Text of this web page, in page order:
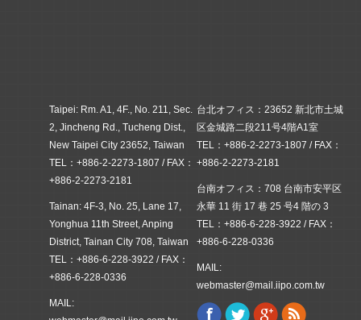
台北オフィス：23652 新北市土城
区金城路二段211号4階A1室
TEL：+886-2-2273-1807 / FAX：
+886-2-2273-2181
台南オフィス：708 台南市安平区
永華 11 街 17 巷 25 号4 階の 3
TEL：+886-6-228-3922 / FAX：
+886-6-228-0336
MAIL:
webmaster@mail.iipo.com.tw
Find us on:
Facebook
TwitterGoogle+
Rss
Taipei: Rm. A1, 4F., No. 211, Sec.
2, Jincheng Rd., Tucheng Dist.,
New Taipei City 23652, Taiwan
TEL：+886-2-2273-1807 / FAX：
+886-2-2273-2181
Tainan: 4F-3, No. 25, Lane 17,
Yonghua 11th Street, Anping
District, Tainan City 708, Taiwan
TEL：+886-6-228-3922 / FAX：
+886-6-228-0336
MAIL: